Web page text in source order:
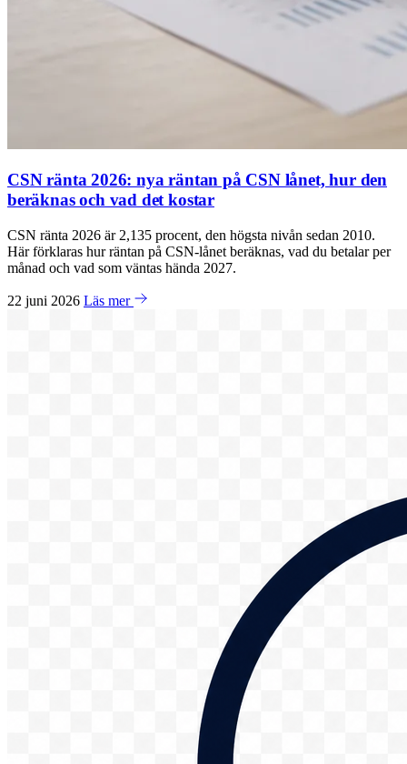
CSN ränta 2026: nya räntan på CSN lånet, hur den
beräknas och vad det kostar
CSN ränta 2026 är 2,135 procent, den högsta nivån sedan 2010.
Här förklaras hur räntan på CSN-lånet beräknas, vad du betalar per
månad och vad som väntas hända 2027.
22 juni 2026 Läs mer